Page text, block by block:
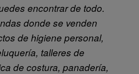
encontrar de todo.
donde se venden
de higiene personal,
talleres de
de costura, panadería,